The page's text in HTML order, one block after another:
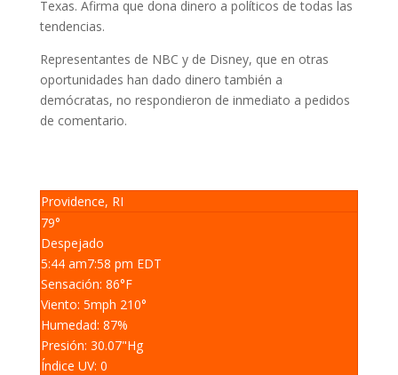
Texas. Afirma que dona dinero a políticos de todas las
tendencias.
Representantes de NBC y de Disney, que en otras
oportunidades han dado dinero también a
demócratas, no respondieron de inmediato a pedidos
de comentario.
Providence, RI
79°
Despejado
5:44 am7:58 pm EDT
Sensación: 86°F
Viento: 5mph 210°
Humedad: 87%
Presión: 30.07"Hg
Índice UV: 0